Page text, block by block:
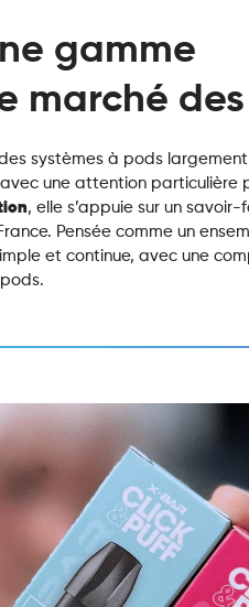
gamme
marché
systèmes à pods largement
une attention particulière
, elle s’appuie sur un
Pensée comme un
et continue, avec une